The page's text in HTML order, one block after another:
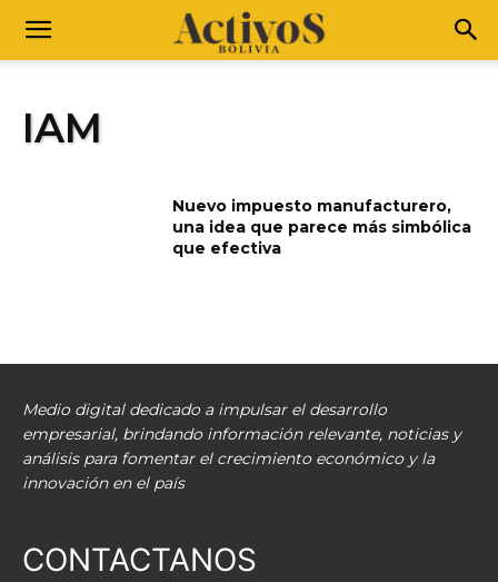
IAM
Nuevo impuesto manufacturero,
una idea que parece más simbólica
que efectiva
Medio digital dedicado a impulsar el desarrollo
empresarial, brindando información relevante, noticias y
análisis para fomentar el crecimiento económico y la
innovación en el país
CONTACTANOS